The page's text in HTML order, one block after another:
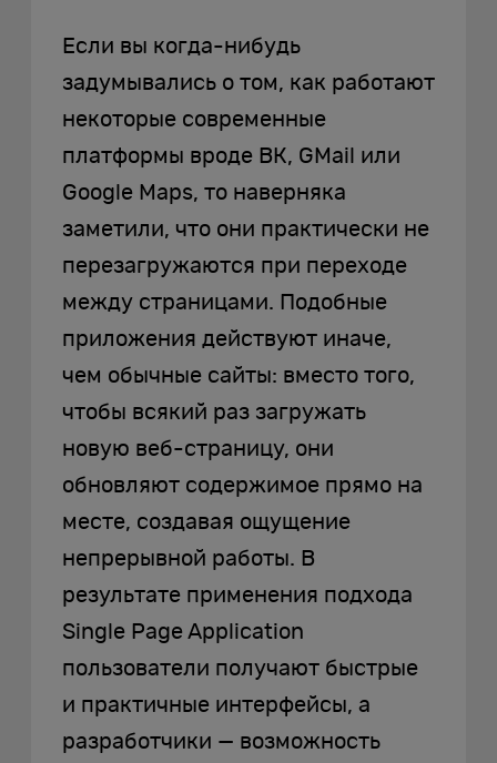
Если вы когда-нибудь
задумывались о том, как работают
некоторые современные
платформы вроде ВК, GMail или
Google Maps, то наверняка
заметили, что они практически не
перезагружаются при переходе
между страницами. Подобные
приложения действуют иначе,
чем обычные сайты: вместо того,
чтобы всякий раз загружать
новую веб-страницу, они
обновляют содержимое прямо на
месте, создавая ощущение
непрерывной работы. В
результате применения подхода
Single Page Application
пользователи получают быстрые
и практичные интерфейсы, а
разработчики — возможность